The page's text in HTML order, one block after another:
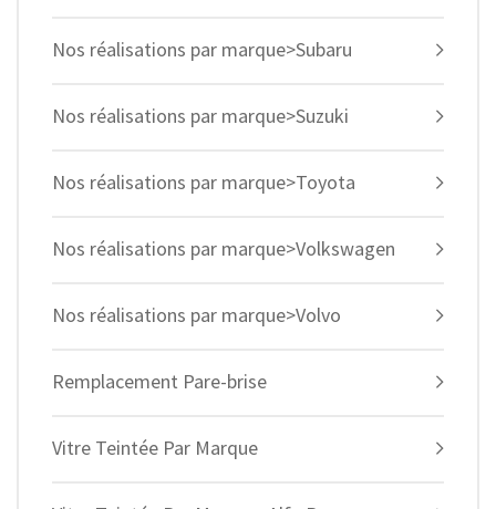
Nos réalisations par marque>Subaru
Nos réalisations par marque>Suzuki
Nos réalisations par marque>Toyota
Nos réalisations par marque>Volkswagen
Nos réalisations par marque>Volvo
Remplacement Pare-brise
Vitre Teintée Par Marque